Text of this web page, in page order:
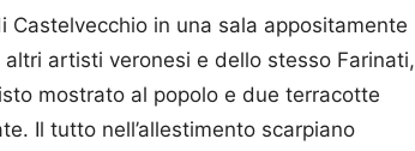
in una sala appositamente
artisti veronesi e dello stesso Farinati,
mostrato al popolo e due terracotte
Il tutto nell’allestimento scarpiano